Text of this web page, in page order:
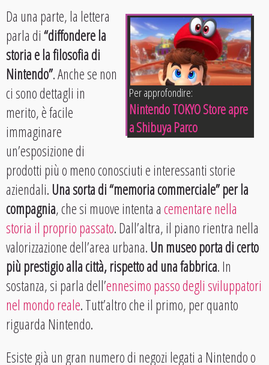
Per approfondire:
Nintendo TOKYO Store apre
a Shibuya Parco
Da una parte, la lettera
parla di“diffondere la
storia e la filosofia di
Nintendo”. Anche se non
ci sono dettagli in
merito, è facile
immaginare
un’esposizione di
prodotti più o meno conosciuti e interessanti storie
aziendali.Una sorta di “memoria commerciale” per la
compagnia, che si muove intenta acementare nella
storia il proprio passato. Dall’altra, il piano rientra nella
valorizzazione dell’area urbana.Un museo porta di certo
più prestigio alla città, rispetto ad una fabbrica. In
sostanza, si parla dell’ennesimo passo degli sviluppatori
nel mondo reale. Tutt’altro che il primo, per quanto
riguarda Nintendo.
Esiste già un gran numero di negozi legati a Nintendo o